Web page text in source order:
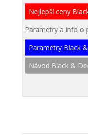
Nejlepší ceny
Parametry a info o
Parametry Black
Návod Black &